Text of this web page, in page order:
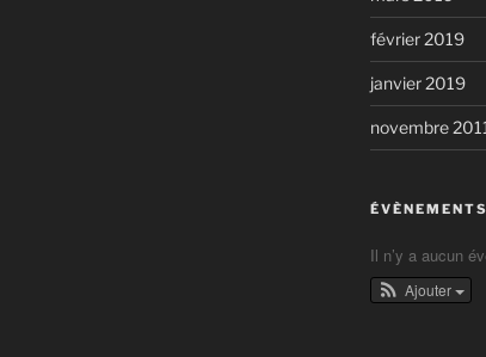
février 2019
janvier 2019
novembre
Il n’y a aucun
Ajouter